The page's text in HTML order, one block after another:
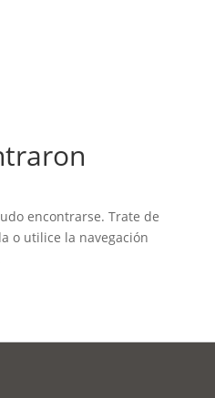
encontrarse. Trate de
o utilice la navegación